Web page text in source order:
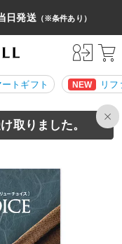
日発送（※条件あり）
トギフト NEW リ
取りました。